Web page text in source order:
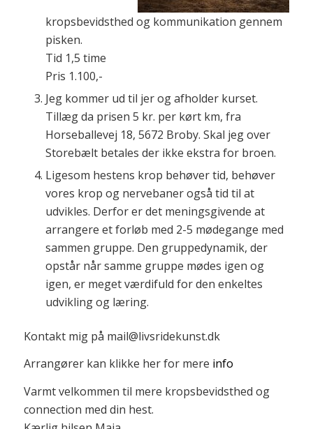
kropsbevidsthed og kommunikation gennem
pisken.
Tid 1,5 time
Pris 1.100,-
Jeg kommer ud til jer og afholder kurset.
Tillæg da prisen 5 kr. per kørt km, fra
Horseballevej 18, 5672 Broby. Skal jeg over
Storebælt betales der ikke ekstra for broen.
Ligesom hestens krop behøver tid, behøver
vores krop og nervebaner også tid til at
udvikles. Derfor er det meningsgivende at
arrangere et forløb med 2-5 mødegange med
sammen gruppe. Den gruppedynamik, der
opstår når samme gruppe mødes igen og
igen, er meget værdifuld for den enkeltes
udvikling og læring.
Kontakt mig på mail@livsridekunst.dk
Arrangører kan klikke her for mere info
Varmt velkommen til mere kropsbevidsthed og
connection med din hest.